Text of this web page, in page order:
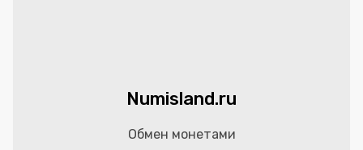
Numisland.ru
Обмен монетами